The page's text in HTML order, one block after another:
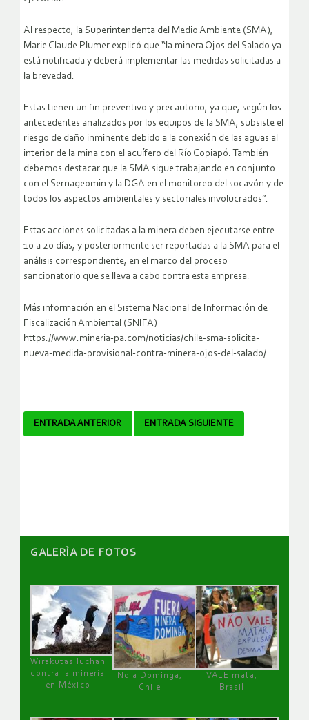
Al respecto, la Superintendenta del Medio Ambiente (SMA),
Marie Claude Plumer explicó que “la minera Ojos del Salado ya
está notificada y deberá implementar las medidas solicitadas a
la brevedad.
Estas tienen un fin preventivo y precautorio, ya que, según los
antecedentes analizados por los equipos de la SMA, subsiste el
riesgo de daño inminente debido a la conexión de las aguas al
interior de la mina con el acuífero del Río Copiapó. También
debemos destacar que la SMA sigue trabajando en conjunto
con el Sernageomin y la DGA en el monitoreo del socavón y de
todos los aspectos ambientales y sectoriales involucrados”.
Estas acciones solicitadas a la minera deben ejecutarse entre
10 a 20 días, y posteriormente ser reportadas a la SMA para el
análisis correspondiente, en el marco del proceso
sancionatorio que se lleva a cabo contra esta empresa.
Más información en el Sistema Nacional de Información de
Fiscalización Ambiental (SNIFA)
https://www.mineria-pa.com/noticias/chile-sma-solicita-
nueva-medida-provisional-contra-minera-ojos-del-salado/
Navegador
ENTRADA ANTERIOR ENTRADA SIGUIENTE
GALERÌA DE FOTOS
Wirakutas luchan
contra la minería
en México
No a Dominga,
Chile
VALE mata,
Brasil